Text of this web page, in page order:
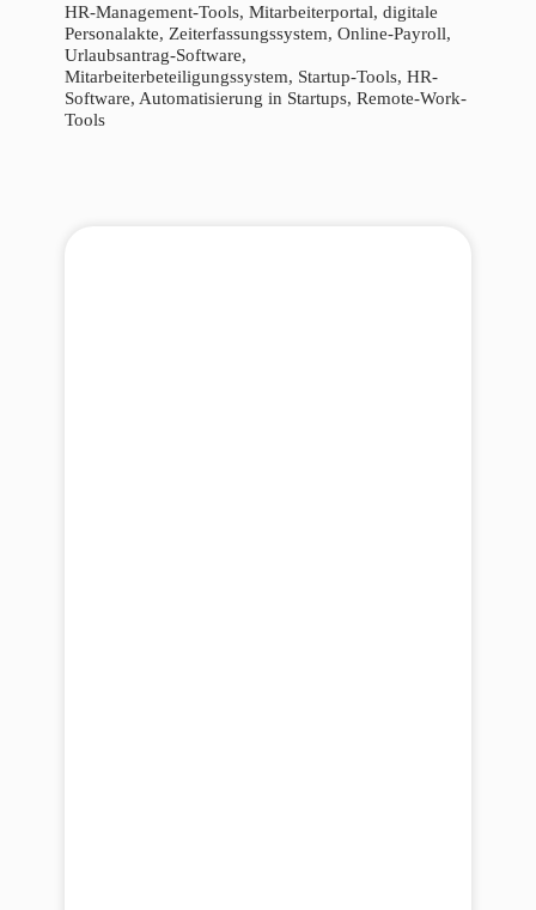
HR-Management-Tools, Mitarbeiterportal, digitale
Personalakte, Zeiterfassungssystem, Online-Payroll,
Urlaubsantrag-Software,
Mitarbeiterbeteiligungssystem, Startup-Tools, HR-
Software, Automatisierung in Startups, Remote-Work-
Tools